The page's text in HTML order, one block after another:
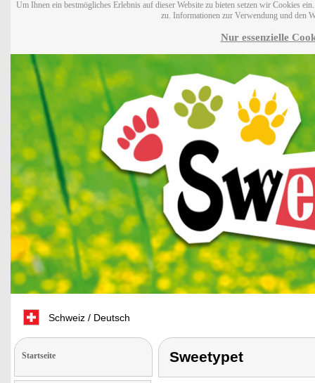
Um Ihnen ein bestmögliches Erlebnis auf dieser Website zu bieten setzen wir Cookies
zu. Informationen zur Verwendung und den
Nur essenzielle
Schweiz / Deutsch
Startseite Sweetypet